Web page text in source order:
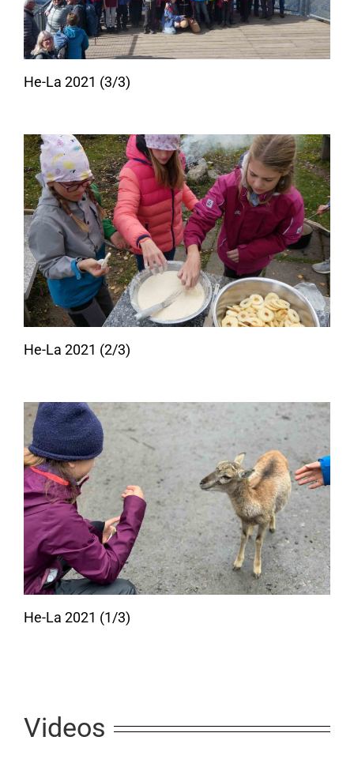
He-La 2021 (3/3)
He-La 2021 (2/3)
He-La 2021 (1/3)
Videos